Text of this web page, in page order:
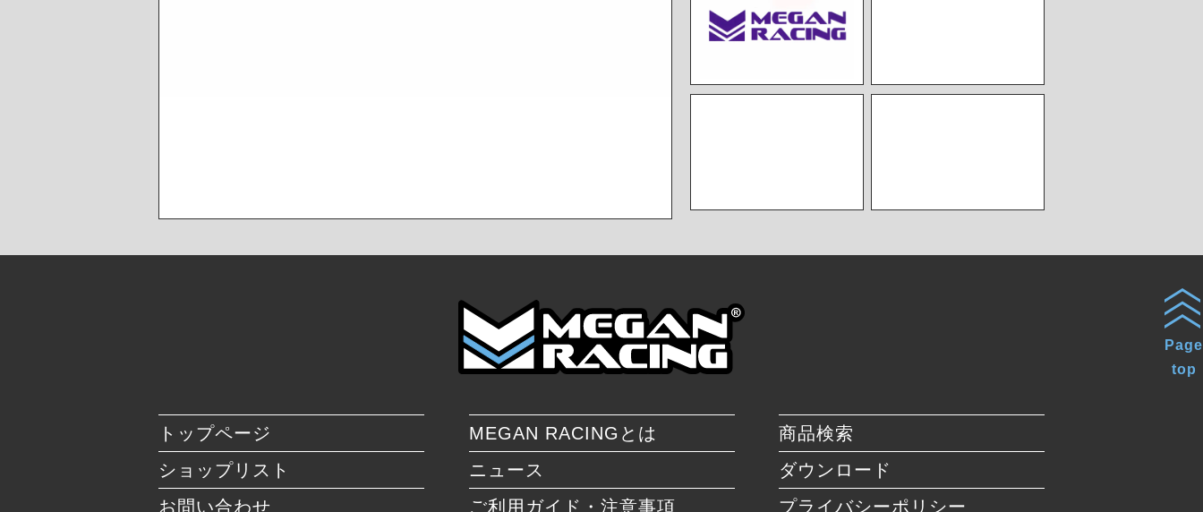
トップページ MEGAN RACINGとは
商品検索
ショップリスト
ニュース
ダウンロード
お問い合わせ
ご利用ガイド・注意事項 プライバシーポリシー
Page
top